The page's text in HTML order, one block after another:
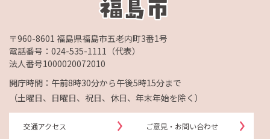
〒960-8601 福島県福島市五老内町3番1号
電話番号： 024-535-1111 （代表）
法人番号1000020072010
開庁時間：午前8時30分から午後5時15分まで
（土曜日、日曜日、祝日、休日、年末年始を除く）
交通アクセス ご意見・お問い合わせ